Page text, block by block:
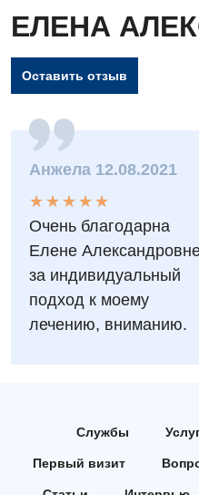
Мероприятия БПР
Интернатура
Программа лояльности
Отзывы
Видео
Диагностика
Диагностическое
Инструментальная
Рентгенография
Эндоскопическое
Украинский
Русский
ЕЛЕНА
Оставить отзыв
Анжела 12.08.2021
★
★
★
★
★
★ ★ ★ ★ ★
Очень благодарна
Елене
за индивидуальный
подход к моему
лечению, вниманию.
Службы
Первый визит